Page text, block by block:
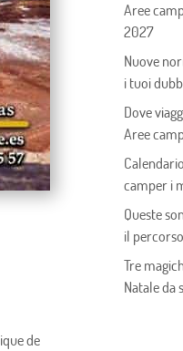
de
Aree
2027
Nuove
i tuoi
Dove
Aree
camper i
Queste
il
Tre
Natale da